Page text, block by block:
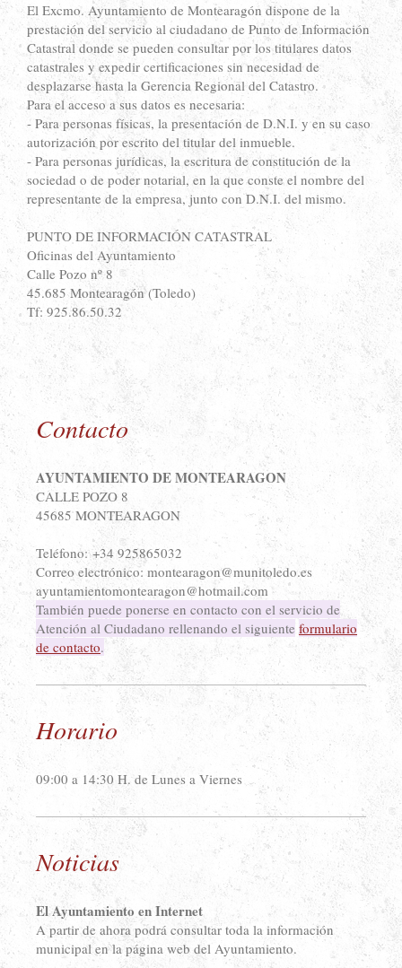
El Excmo. Ayuntamiento de Montearagón dispone de la
prestación del servicio al ciudadano de Punto de Información
Catastral donde se pueden consultar por los titulares datos
catastrales y expedir certificaciones sin necesidad de
desplazarse hasta la Gerencia Regional del Catastro.
Para el acceso a sus datos es necesaria:
- Para personas físicas, la presentación de D.N.I. y en su caso
autorización por escrito del titular del inmueble.
- Para personas jurídicas, la escritura de constitución de la
sociedad o de poder notarial, en la que conste el nombre del
representante de la empresa, junto con D.N.I. del mismo.
PUNTO DE INFORMACIÓN CATASTRAL
Oficinas del Ayuntamiento
Calle Pozo nº 8
45.685 Montearagón (Toledo)
Tf: 925.86.50.32
Contacto
AYUNTAMIENTO DE MONTEARAGON
CALLE POZO 8
45685 MONTEARAGON
Teléfono: +34 925865032
Correo electrónico: montearagon@munitoledo.es
ayuntamientomontearagon@hotmail.com
También puede ponerse en contacto con el servicio de
Atención al Ciudadano rellenando el siguiente formulario
de contacto.
Horario
09:00 a 14:30 H. de Lunes a Viernes
Noticias
El Ayuntamiento en Internet
A partir de ahora podrá consultar toda la información
municipal en la página web del Ayuntamiento.